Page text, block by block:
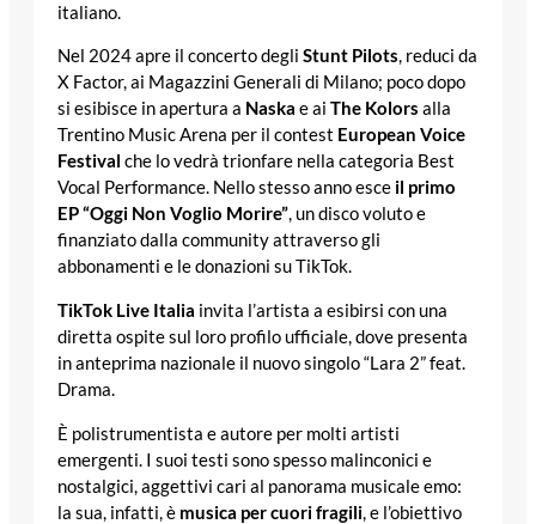
italiano.
Nel 2024 apre il concerto degli Stunt Pilots, reduci da
X Factor, ai Magazzini Generali di Milano; poco dopo
si esibisce in apertura a Naska e ai The Kolors alla
Trentino Music Arena per il contest European Voice
Festival che lo vedrà trionfare nella categoria Best
Vocal Performance. Nello stesso anno esce il primo
EP “Oggi Non Voglio Morire”, un disco voluto e
finanziato dalla community attraverso gli
abbonamenti e le donazioni su TikTok.
TikTok Live Italia invita l’artista a esibirsi con una
diretta ospite sul loro profilo ufficiale, dove presenta
in anteprima nazionale il nuovo singolo “Lara 2” feat.
Drama.
È polistrumentista e autore per molti artisti
emergenti. I suoi testi sono spesso malinconici e
nostalgici, aggettivi cari al panorama musicale emo:
la sua, infatti, è musica per cuori fragili, e l’obiettivo